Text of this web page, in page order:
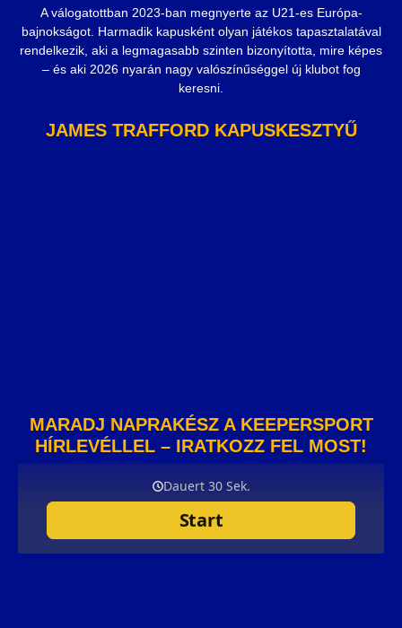
A válogatottban 2023-ban megnyerte az U21-es Európa-
bajnokságot. Harmadik kapusként olyan játékos tapasztalatával
rendelkezik, aki a legmagasabb szinten bizonyította, mire képes
– és aki 2026 nyarán nagy valószínűséggel új klubot fog
keresni.
JAMES TRAFFORD KAPUSKESZTYŰ
MARADJ NAPRAKÉSZ A KEEPERSPORT
HÍRLEVÉLLEL – IRATKOZZ FEL MOST!